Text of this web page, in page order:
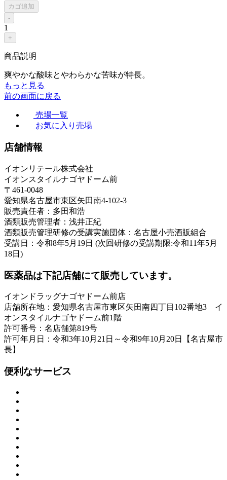
カゴ追加
-
1
+
商品説明
爽やかな酸味とやわらかな苦味が特長。
もっと見る
前の画面に戻る
売場一覧
お気に入り売場
店舗情報
イオンリテール株式会社
イオンスタイルナゴヤドーム前
〒461-0048
愛知県名古屋市東区矢田南4-102-3
販売責任者：多田和浩
酒類販売管理者：浅井正紀
酒類販売管理研修の受講実施団体：名古屋小売酒販組合
受講日：令和8年5月19日 (次回研修の受講期限:令和11年5月
18日)
医薬品は下記店舗にて販売しています。
イオンドラッグナゴヤドーム前店
店舗所在地：愛知県名古屋市東区矢田南四丁目102番地3 イ
オンスタイルナゴヤドーム前1階
許可番号：名店舗第819号
許可年月日：令和3年10月21日～令和9年10月20日【名古屋市
長】
便利なサービス